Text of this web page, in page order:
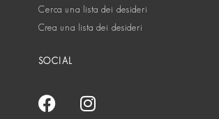
Cerca una lista dei desideri
Crea una lista dei desideri
SOCIAL